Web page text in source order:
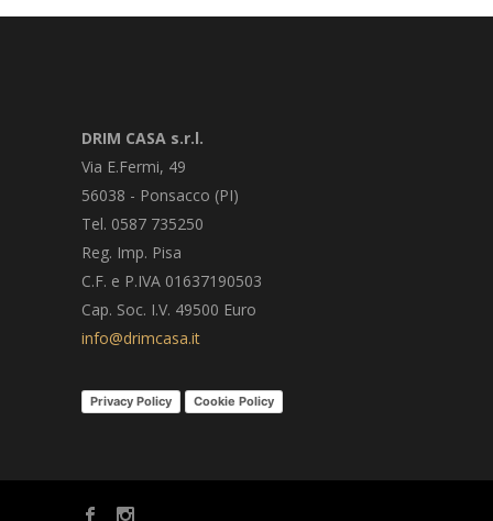
DRIM CASA s.r.l.
Via E.Fermi, 49
56038 - Ponsacco (PI)
Tel. 0587 735250
Reg. Imp. Pisa
C.F. e P.IVA 01637190503
Cap. Soc. I.V. 49500 Euro
info@drimcasa.it
Privacy Policy Cookie Policy